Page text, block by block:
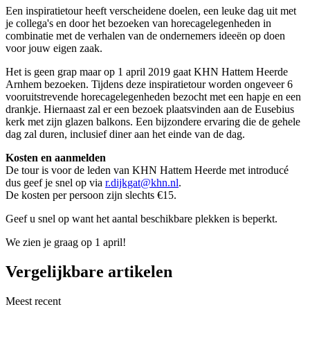
Een inspiratietour heeft verscheidene doelen, een leuke dag uit met
je collega's en door het bezoeken van horecagelegenheden in
combinatie met de verhalen van de ondernemers ideeën op doen
voor jouw eigen zaak.
Het is geen grap maar op 1 april 2019 gaat KHN Hattem Heerde
Arnhem bezoeken. Tijdens deze inspiratietour worden ongeveer 6
vooruitstrevende horecagelegenheden bezocht met een hapje en een
drankje. Hiernaast zal er een bezoek plaatsvinden aan de Eusebius
kerk met zijn glazen balkons. Een bijzondere ervaring die de gehele
dag zal duren, inclusief diner aan het einde van de dag.
Kosten en aanmelden
De tour is voor de leden van KHN Hattem Heerde met introducé
dus geef je snel op via r.dijkgat@khn.nl.
De kosten per persoon zijn slechts €15.
Geef u snel op want het aantal beschikbare plekken is beperkt.
We zien je graag op 1 april!
Vergelijkbare artikelen
Meest recent